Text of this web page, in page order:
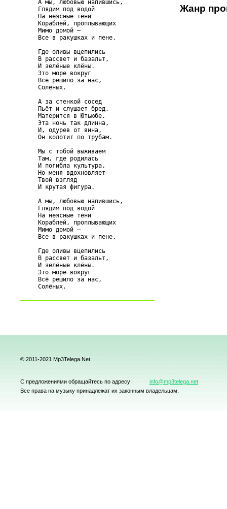
А мы, любовью напившись,
     Глядим под водой
     На неясные тени
     Кораблей, проплывающих
     Мимо домой –
     Все в ракушках и пене.
     Где оливы вцепились
     В рассвет и базальт,
     И зелёные клёны.
     Это море вокруг
     Всё решило за нас,
     Солёных.
     А за стенкой сосед
     Пьёт и слушает бред,
     Матерится в Ютьюбе.
     Эта ночь так длинна,
     И, одурев от вина,
     Он колотит по трубам.
     Мы с тобой выживаем
     Там, где родилась
     И погибла культура.
     Но меня вдохновляет
     Твой взгляд
     И крутая фигура.
     А мы, любовью напившись,
     Глядим под водой
     На неясные тени
     Кораблей, проплывающих
     Мимо домой –
     Все в ракушках и пене.
     Где оливы вцепились
     В рассвет и базальт,
     И зелёные клёны.
     Это море вокруг
     Всё решило за нас,
Жанр
© 2011-2021 Mp3Telega.Net
С предложениями обращайтесь по адресу
info@mp3telega.net
Все права на музыку принадлежат их законным владельцам.